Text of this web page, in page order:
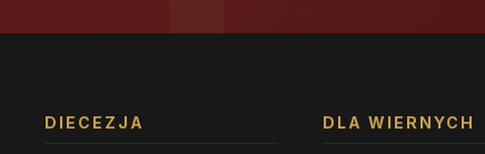
DIECEZJA DLA WIERNYCH